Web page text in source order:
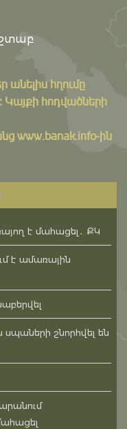
անելիս հղումը
հոդվածների
www.banak.info-ին
է մահացել․ ՔԿ
է ամառային
շնորհվել են